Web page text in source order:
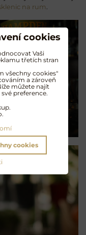
na rum
cookies
Vaši
třetích stran
všechny cookies"
a zároveň
můžete najít
preference.
cookies